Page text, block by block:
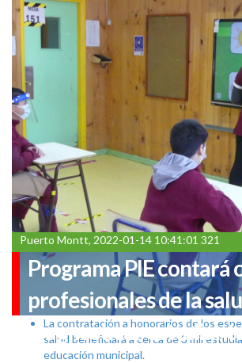
Puerto Montt, 2022-01-14 10:41:01 321
Programa PIE contará
profesionales de la
diagnosticar
La contratación a honorarios de los
salud beneficiará a cerca de 3 mil
educación municipal.